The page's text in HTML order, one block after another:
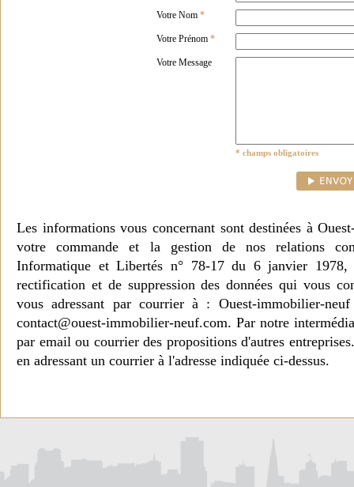
Votre Nom *
Votre Prénom *
Votre Message
* champs obligatoires
Les informations vous concernant sont destinées à
votre commande et la gestion de nos relations
Informatique et Libertés n° 78-17 du 6 janvier 1978,
rectification et de suppression des données qui vous
vous adressant par courrier à : Ouest-immobilier-
contact@ouest-immobilier-neuf.com. Par notre
par email ou courrier des propositions d'autres
en adressant un courrier à l'adresse indiquée ci-dessus.